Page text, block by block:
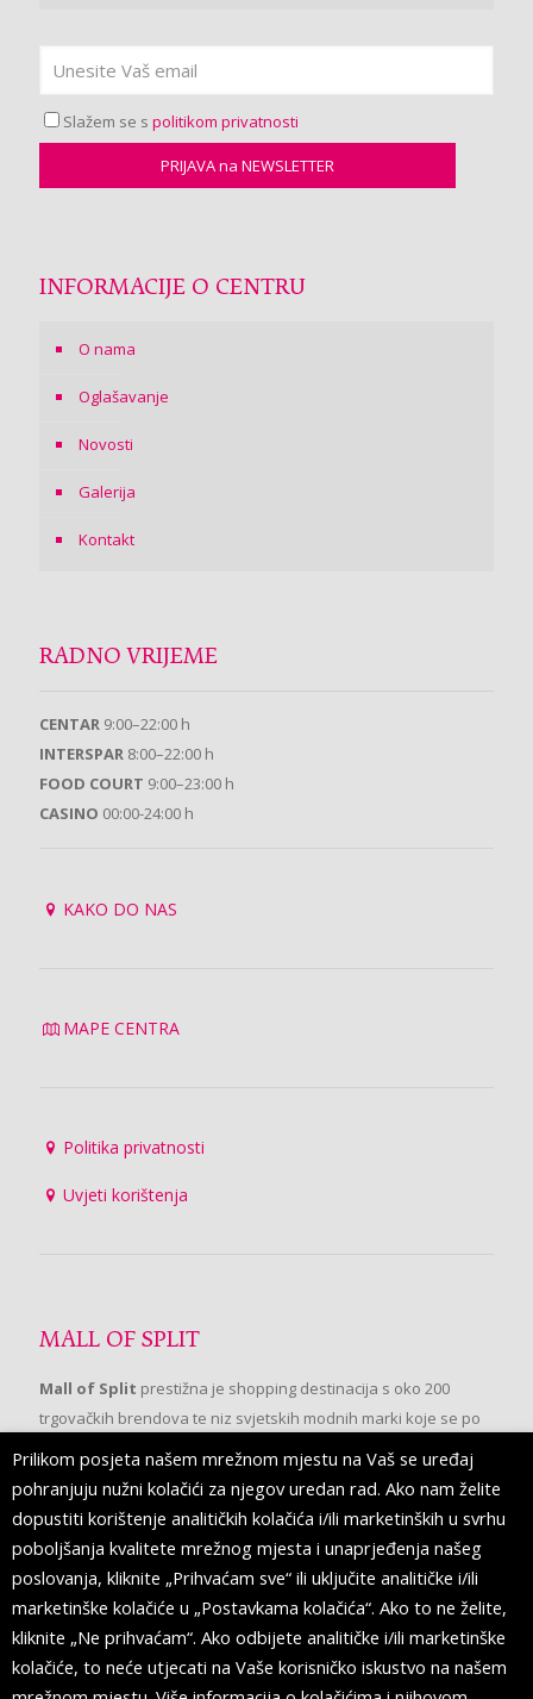
Slažem se s politikom privatnosti
INFORMACIJE O CENTRU
O nama
Oglašavanje
Novosti
Galerija
Kontakt
RADNO VRIJEME
CENTAR 9:00–22:00 h
INTERSPAR 8:00–22:00 h
FOOD COURT 9:00–23:00 h
CASINO 00:00-24:00 h
KAKO DO NAS
MAPE CENTRA
Politika privatnosti
Uvjeti korištenja
MALL OF SPLIT
Mall of Split prestižna je shopping destinacija s oko 200
trgovačkih brendova te niz svjetskih modnih marki koje se po
prvi put pojavljuju u Splitu.
PRATITE NAS
Prilikom posjeta našem mrežnom mjestu na Vaš se uređaj
pohranjuju nužni kolačići za njegov uredan rad. Ako nam želite
dopustiti korištenje analitičkih kolačića i/ili marketinških u svrhu
poboljšanja kvalitete mrežnog mjesta i unaprjeđenja našeg
poslovanja, kliknite „Prihvaćam sve“ ili uključite analitičke i/ili
marketinške kolačiće u „Postavkama kolačića“. Ako to ne želite,
kliknite „Ne prihvaćam“. Ako odbijete analitičke i/ili marketinške
kolačiće, to neće utjecati na Vaše korisničko iskustvo na našem